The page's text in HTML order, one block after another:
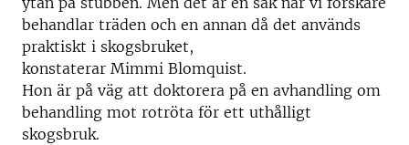
behandlar träden och en annan då det används
praktiskt i skogsbruket,
konstaterar Mimmi Blomquist.
Hon är på väg att doktorera på en avhandling om
behandling mot rotröta för ett uthålligt
skogsbruk.